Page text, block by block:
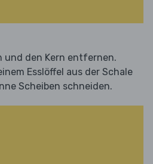
und den Kern entfernen.
Esslöffel aus der Schale
Scheiben schneiden.